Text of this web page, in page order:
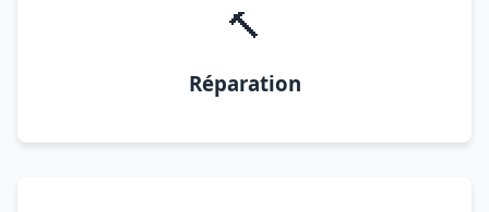
🔨
Réparation